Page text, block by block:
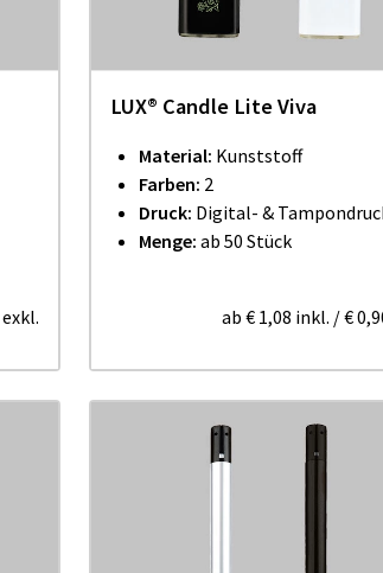
exkl.
LUX® Candle Lite Viva
Material: Kunststoff
Farben: 2
Druck: Digital- &
Menge: ab 50 Stück
ab € 1,08 inkl. /€